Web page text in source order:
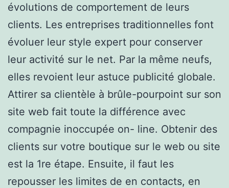
évolutions de comportement de leurs
clients. Les entreprises traditionnelles font
évoluer leur style expert pour conserver
leur activité sur le net. Par la même neufs,
elles revoient leur astuce publicité globale.
Attirer sa clientèle à brûle-pourpoint sur son
site web fait toute la différence avec
compagnie inoccupée on- line. Obtenir des
clients sur votre boutique sur le web ou site
est la 1re étape. Ensuite, il faut les
repousser les limites de en contacts, en